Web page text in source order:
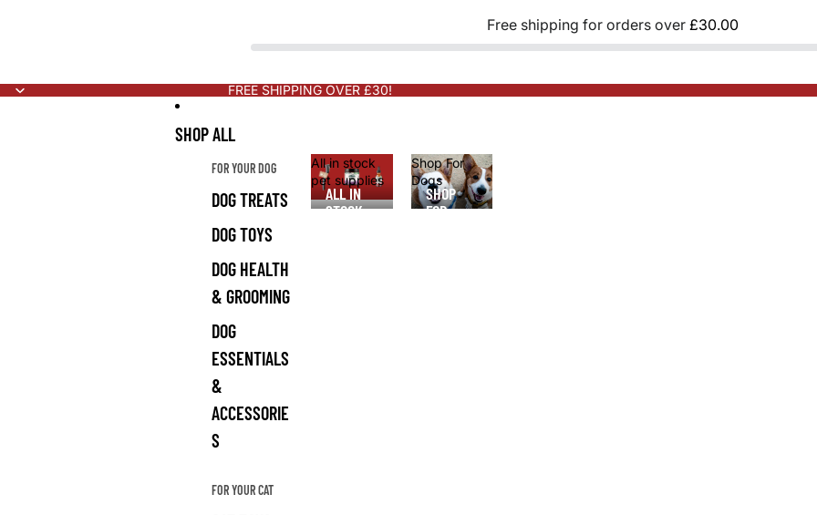
Free shipping for orders over £30.00
FREE SHIPPING OVER £30!
SHOP ALL
FOR YOUR DOG
DOG TREATS
DOG TOYS
DOG HEALTH
& GROOMING
DOG
ESSENTIALS
&
ACCESSORIE
S
FOR YOUR CAT
All in stock
pet supplies
ALL IN
STOCK
Shop For
Dogs
SHOP
FOR